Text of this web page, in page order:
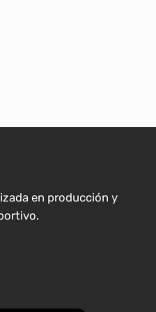
en producción y